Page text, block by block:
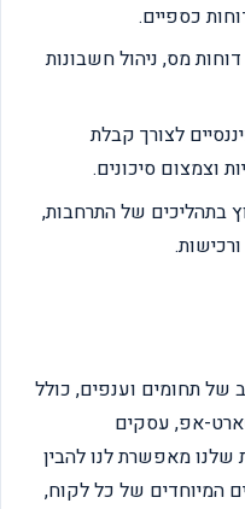
כספיים.
מס, ניהול חשבונות
לצורך קבלת
וצמצום סיכונים.
בתהליכים של התרחבות,
תחומים וענפים, כולל
אפ, עסקים
מאפשרת לנו להבין
המיוחדים של כל לקוח,